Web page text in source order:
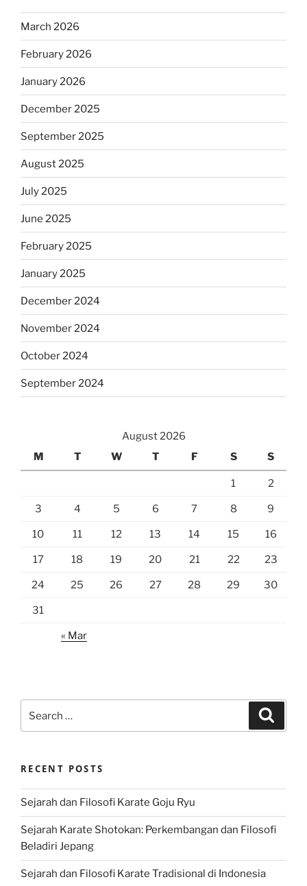
March 2026
February 2026
January 2026
December 2025
September 2025
August 2025
July 2025
June 2025
February 2025
January 2025
December 2024
November 2024
October 2024
September 2024
August 2026
M
T W T F S S
1 2
3 4 5 6 7 8 9
10 11 12 13 14 15 16
17 18 19 20 21 22 23
24 25 26 27 28 29 30
31
« Mar
for:
RECENT POSTS
Sejarah dan Filosofi Karate Goju Ryu
Sejarah Karate Shotokan: Perkembangan dan Filosofi
Beladiri Jepang
Sejarah dan Filosofi Karate Tradisional di Indonesia